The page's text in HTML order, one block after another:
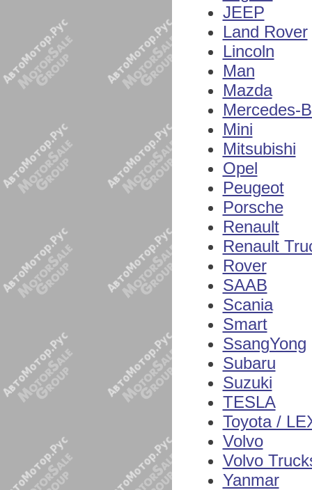
JEEP
Land Rover
Lincoln
Man
Mazda
Mercedes-
Mini
Mitsubishi
Opel
Peugeot
Porsche
Renault
Renault
Rover
SAAB
Scania
Smart
SsangYong
Subaru
Suzuki
TESLA
Toyota /
Volvo
Volvo
Yanmar